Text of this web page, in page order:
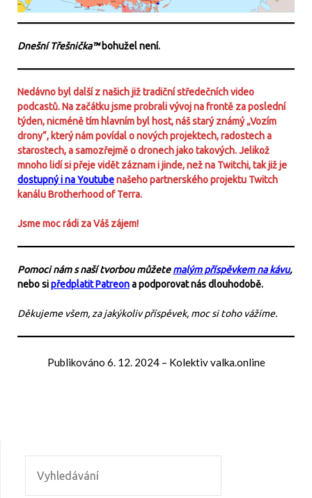
Dnešní Třešnička™bohužel není.
Nedávno byl další z našich již tradiční středečních video
podcastů. Na začátku jsme probrali vývoj na frontě za poslední
týden, nicméně tím hlavním byl host, náš starý známý „Vozím
drony“, který nám povídal o nových projektech, radostech a
starostech, a samozřejmě o dronech jako takových. Jelikož
mnoho lidí si přeje vidět záznam i jinde, než na Twitchi, tak již je
dostupný i na Youtubenašeho partnerského projektu Twitch
kanálu Brotherhood of Terra.
Jsme moc rádi za Váš zájem!
Pomoci nám s naší tvorbou můžetemalým příspěvkem na kávu,
nebo sipředplatit Patreona podporovat nás dlouhodobě.
Děkujeme všem, za jakýkoliv příspěvek, moc si toho vážíme.
Publikováno 6. 12. 2024– Kolektiv valka.online